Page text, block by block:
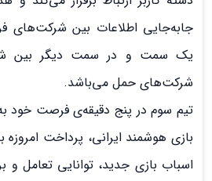
جابه‌جایی اطلاعات بین شرکت‌های
یک سمت و در سمت دیگر بین
شرکت‌های حمل می‌باشد.
تیم سوم در پنج دقیقه‌ی فرصت خود به
بازی هوشمند ایرانی، پرداخت امروزه
اسباب بازی جدید، توانایی تعامل و